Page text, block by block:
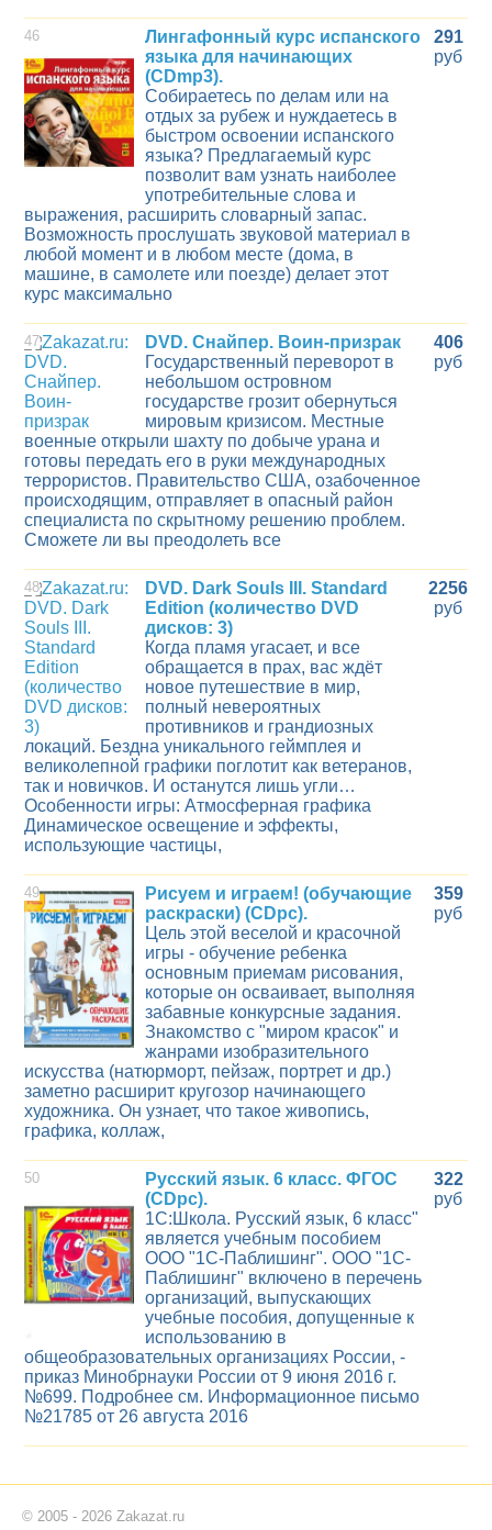
46
Лингафонный курс испанского
языка для начинающих
(CDmp3).
Собираетесь по делам или на
отдых за рубеж и нуждаетесь в
быстром освоении испанского
языка? Предлагаемый курс
позволит вам узнать наиболее
употребительные слова и
выражения, расширить словарный запас.
Возможность прослушать звуковой материал в
любой момент и в любом месте (дома, в
машине, в самолете или поезде) делает этот
курс максимально
291
руб
47
DVD. Снайпер. Воин-призрак
Государственный переворот в
небольшом островном
государстве грозит обернуться
мировым кризисом. Местные
военные открыли шахту по добыче урана и
готовы передать его в руки международных
террористов. Правительство США, озабоченное
происходящим, отправляет в опасный район
специалиста по скрытному решению проблем.
Сможете ли вы преодолеть все
406
руб
48
DVD. Dark Souls III. Standard
Edition (количество DVD
дисков: 3)
Когда пламя угасает, и все
обращается в прах, вас ждёт
новое путешествие в мир,
полный невероятных
противников и грандиозных
локаций. Бездна уникального геймплея и
великолепной графики поглотит как ветеранов,
так и новичков. И останутся лишь угли…
Особенности игры: Атмосферная графика
Динамическое освещение и эффекты,
использующие частицы,
2256
руб
49
Рисуем и играем! (обучающие
раскраски) (CDpc).
Цель этой веселой и красочной
игры - обучение ребенка
основным приемам рисования,
которые он осваивает, выполняя
забавные конкурсные задания.
Знакомство с "миром красок" и
жанрами изобразительного
искусства (натюрморт, пейзаж, портрет и др.)
заметно расширит кругозор начинающего
художника. Он узнает, что такое живопись,
графика, коллаж,
359
руб
50
Русский язык. 6 класс. ФГОС
(CDpc).
1С:Школа. Русский язык, 6 класс"
является учебным пособием
ООО "1С-Паблишинг". ООО "1С-
Паблишинг" включено в перечень
организаций, выпускающих
учебные пособия, допущенные к
использованию в
общеобразовательных организациях России, -
приказ Минобрнауки России от 9 июня 2016 г.
№699. Подробнее см. Информационное письмо
№21785 от 26 августа 2016
322
руб
© 2005 - 2026 Zakazat.ru